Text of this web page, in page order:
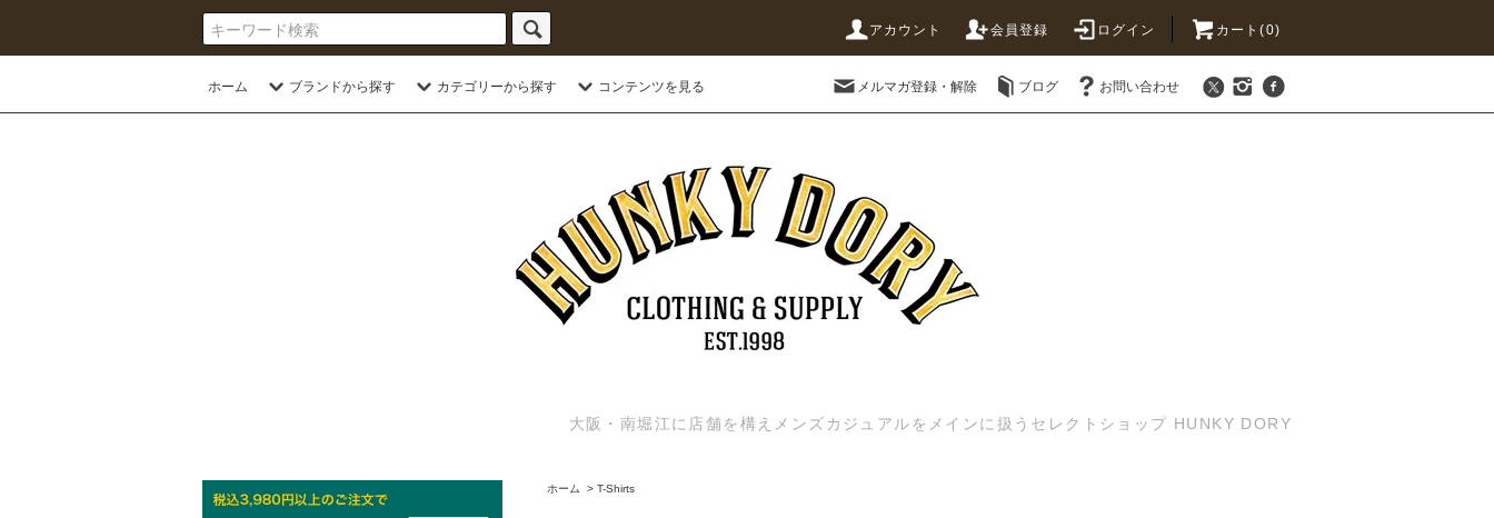
アカウント 会員登録 ログイン カート(0)
ホーム ブランドから探す カテゴリーから探す コンテンツを見る メルマガ登録・解除 ブログ お問い合わせ
大阪・南堀江に店舗を構えメンズカジュアルをメインに扱うセレクトショップ HUNKY DORY
ホーム > T-Shirts